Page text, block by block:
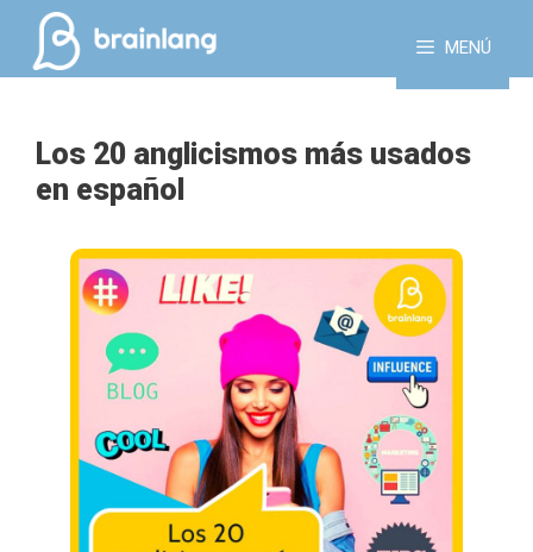
Saltar
contenido
MENÚ
Los 20 anglicismos más usados
en español